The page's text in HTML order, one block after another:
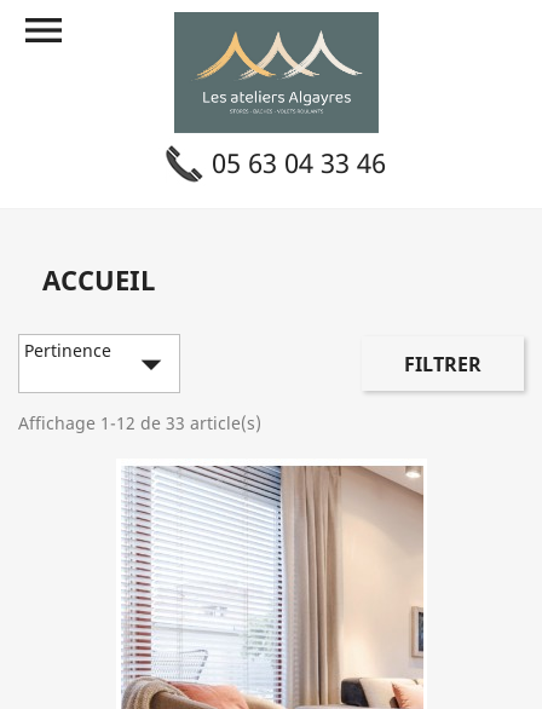

05 63 04 33 46
ACCUEIL
Pertinence  FILTRER
Affichage 1-12 de 33 article(s)